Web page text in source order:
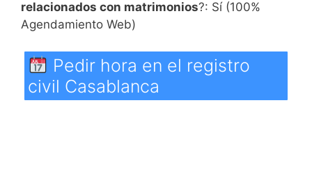
relacionados con matrimonios?: Sí (100%
Agendamiento Web)
Pedir hora en el registro
civil Casablanca